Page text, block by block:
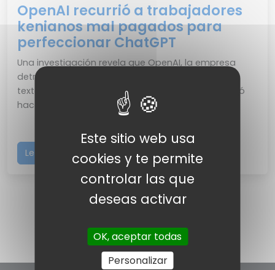
OpenAI recurrió a trabajadores
kenianos mal pagados para
perfeccionar ChatGPT
Una investigación revela que OpenAI, la empresa
detrás de la inteligencia artificial generadora de
texto que ha sido elogiada durante meses, intentó
hacer...
Leer más
Este sitio web usa
cookies y te permite
controlar las que
deseas activar
OK, aceptar todas
Personalizar